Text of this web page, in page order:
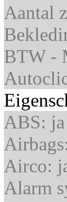
Aantal
BTW -
ABS: ja
Airco:
Alarm